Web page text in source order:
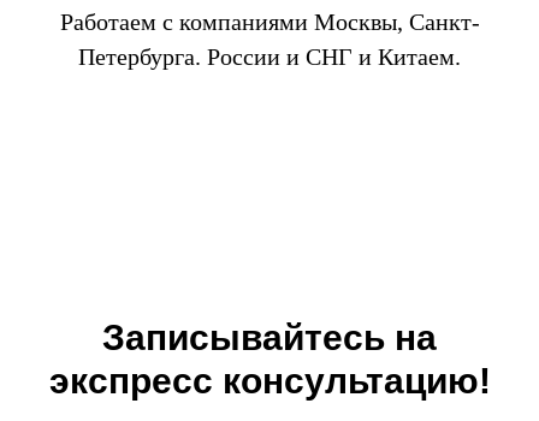
Работаем с компаниями Москвы, Санкт-
Петербурга. России и СНГ и Китаем.
Записывайтесь на
экспресс консультацию!